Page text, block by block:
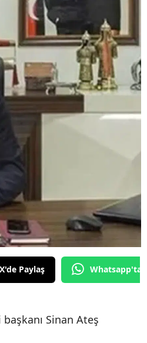
Bilecik
Bingöl
Bitlis
Bolu
Burdur
Çanakkale
Çorum
Denizli
Diyarbakır
Edirne
Erzincan
X'de Paylaş
Sinan Ateş